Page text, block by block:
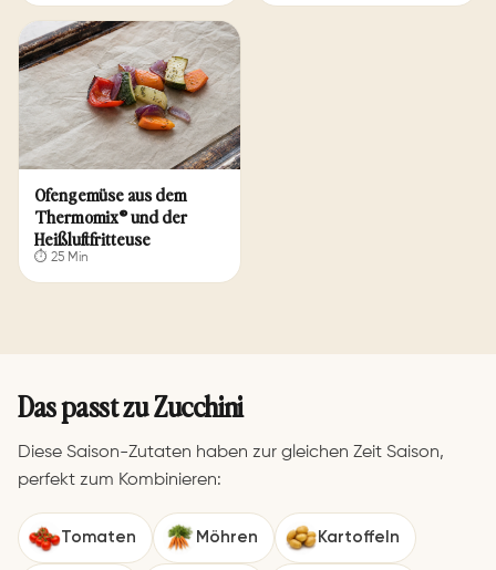
Ofengemüse aus dem
Thermomix® und der
Heißluftfritteuse
⏱ 25 Min
Das passt zu Zucchini
Diese Saison-Zutaten haben zur gleichen Zeit Saison,
perfekt zum Kombinieren:
Tomaten Möhren Kartoffeln